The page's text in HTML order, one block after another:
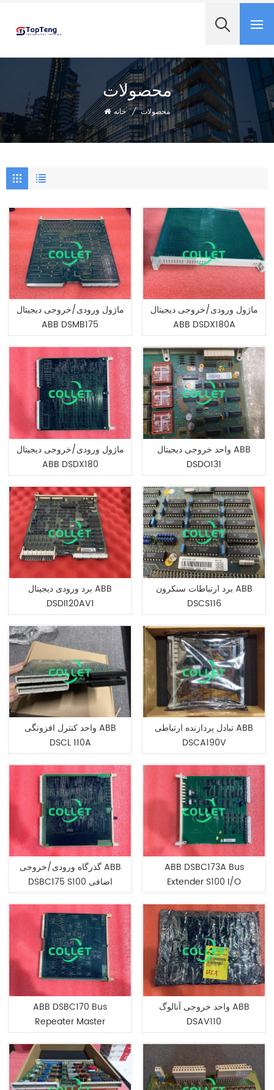
محصولات
خانه / محصولات
ماژول ورودی/خروجی دیجیتال
ABB DSMB175
ماژول ورودی/خروجی دیجیتال
ABB DSDX180A
ماژول ورودی/خروجی دیجیتال
ABB DSDX180
واحد خروجی دیجیتال ABB
DSDO131
برد ورودی دیجیتال ABB
DSDI120AV1
برد ارتباطات سنکرون ABB
DSCS116
واحد کنترل افزونگی ABB
DSCL 110A
تبادل پردازنده ارتباطی ABB
DSCA190V
گذرگاه ورودی/خروجی ABB
DSBC175 S100 اضافی
ABB DSBC173A Bus
Extender S100 I/O
ABB DSBC170 Bus
Repeater Master
واحد خروجی آنالوگ ABB
DSAV110